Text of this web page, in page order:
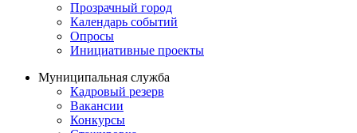
Прозрачный город
Календарь событий
Опросы
Инициативные проекты
Муниципальная служба
Кадровый резерв
Вакансии
Конкурсы